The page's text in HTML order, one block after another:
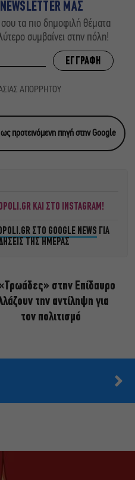
ΜΑΣ
τα πιο δημοφιλή θέματα
συμβαίνει στην πόλη!
ΑΠΟΡΡΗΤΟΥ
προτεινόμενη πηγή στην Google
ΚΑΙ ΣΤΟ INSTAGRAM!
ΣΤΟ GOOGLE NEWS ΓΙΑ
ΤΗΣ ΗΜΕΡΑΣ
στην Επίδαυρο
την αντίληψη για
τον πολιτισμό